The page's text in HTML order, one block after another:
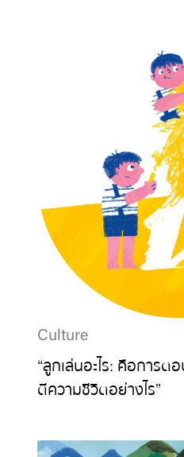
Culture
“ลูกเล่นอะไร: คือการต
ตีความชีวิตอย่างไร”